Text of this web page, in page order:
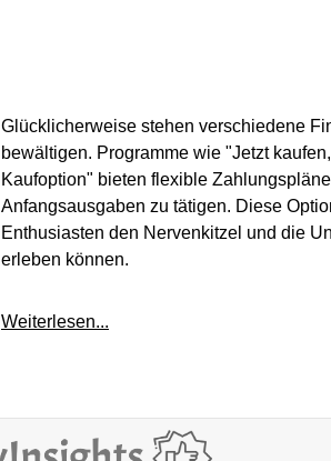
Glücklicherweise stehen verschiedene
bewältigen. Programme wie "Jetzt
Kaufoption" bieten flexible
Anfangsausgaben zu tätigen. Diese
Enthusiasten den Nervenkitzel und die
erleben können.
Weiterlesen...